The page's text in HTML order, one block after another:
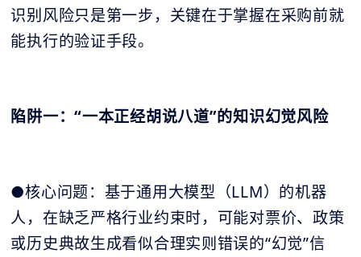
识别风险只是第一步，关键在于掌握在采购前就
能执行的验证手段。
陷阱一：“一本正经胡说八道”的知识幻觉风险
●核心问题：基于通用大模型（LLM）的机器
人，在缺乏严格行业约束时，可能对票价、政策
或历史典故生成看似合理实则错误的“幻觉”信